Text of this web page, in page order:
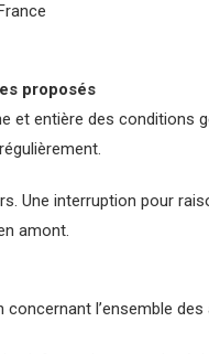
proposés
et entière des
Une interruption pour
amont.
l’ensemble des